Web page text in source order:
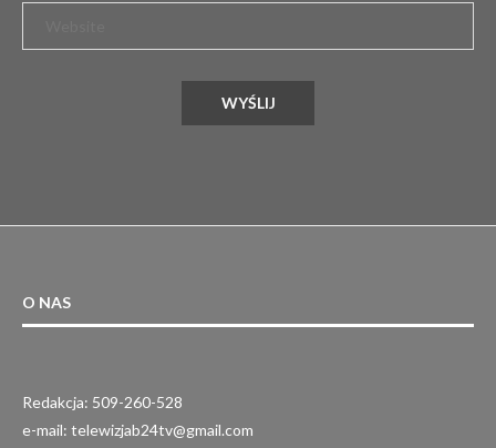
O NAS
Redakcja: 509-260-528
e-mail: telewizjab24tv@gmail.com